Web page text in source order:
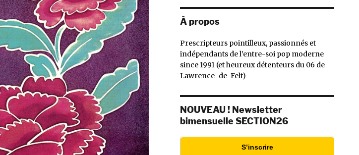
À propos
Prescripteurs pointilleux, passionnés et
indépendants de l’entre-soi pop moderne
since 1991 (et heureux détenteurs du 06 de
Lawrence-de-Felt)
NOUVEAU ! Newsletter
bimensuelle SECTION26
S’inscrire